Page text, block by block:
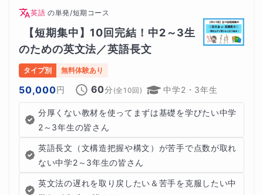
英語 の単発/短期コース
【短期集中】10回完結！中2～3生
のための英文法／英語長文
タイプ別 無料体験あり
50,000円 60分 (全10回) 中学2・3年生
分厚くない教材を使ってまずは基礎を学びたい中学
2～3年生の皆さん
英語長文（文構造把握や構文）が苦手で点数が取れ
ない中学2～3年生の皆さん
英文法の遅れを取り戻したい＆苦手を克服したい中